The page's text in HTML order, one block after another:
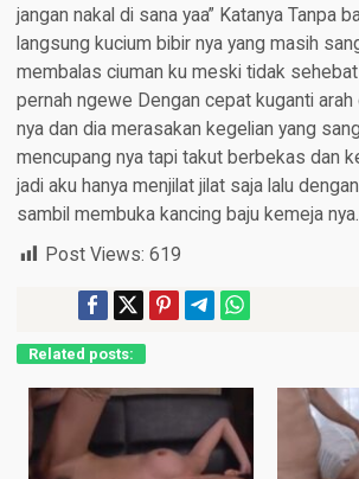
jangan nakal di sana yaa” Katanya Tanpa
langsung kucium bibir nya yang masih
membalas ciuman ku meski tidak
pernah ngewe Dengan cepat kuganti
nya dan dia merasakan kegelian yang
mencupang nya tapi takut berbekas dan
jadi aku hanya menjilat jilat saja lalu
sambil membuka kancing baju kemeja nya.
Post Views: 619
Related posts: